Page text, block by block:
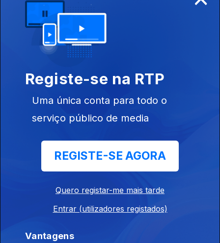
27 jul. 2026
Registe-se na RTP
Uma única conta para todo o
serviço público de media
REGISTE-SE AGORA
Quero registar-me mais tarde
Entrar (utilizadores registados)
Vantagens